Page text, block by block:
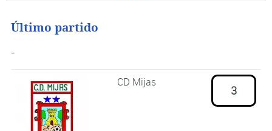
Último partido
-
CD Mijas
3